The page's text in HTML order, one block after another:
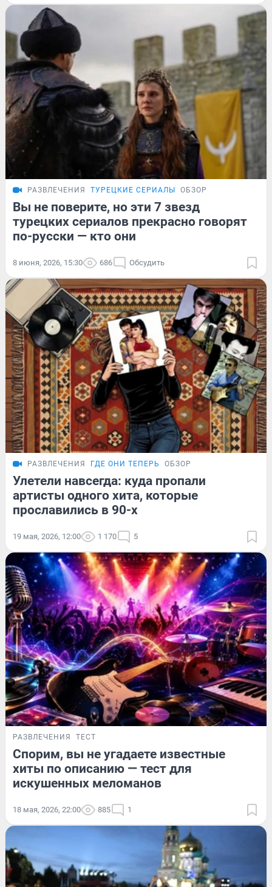
РАЗВЛЕЧЕНИЯ ТУРЕЦКИЕ СЕРИАЛЫ ОБЗОР
Вы не поверите, но эти 7 звезд
турецких сериалов прекрасно говорят
по-русски — кто они
8 июня, 2026, 15:30 686 Обсудить
РАЗВЛЕЧЕНИЯ ГДЕ ОНИ ТЕПЕРЬ ОБЗОР
Улетели навсегда: куда пропали
артисты одного хита, которые
прославились в 90-х
19 мая, 2026, 12:00 1 170 5
РАЗВЛЕЧЕНИЯ ТЕСТ
Спорим, вы не угадаете известные
хиты по описанию — тест для
искушенных меломанов
18 мая, 2026, 22:00 885 1